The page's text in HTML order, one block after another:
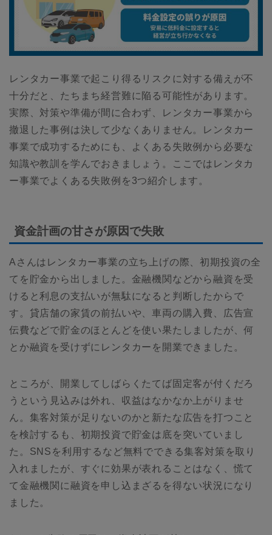
レンタカー事業で起こり得るリスクに対する備えが不
十分だと、たちまち経営難に陥る可能性があります。
実際、対策や準備が間に合わず、レンタカー事業から
撤退した事例は決して少なくありません。レンタカー
事業で成功するためにも、よくある失敗例から必要な
知識や教訓を学んでおきましょう。ここではレンタカ
ー事業でよくある失敗例を3つ紹介します。
資金計画の甘さが原因で失敗
Aさんはレンタカー事業の立ち上げの際、初期投資の全
てを貯金から出しました。金融機関などから融資を受
けると利息の支払いが無駄になると判断したからで
す。貸店舗の家賃の前払いや、車両の購入費、広告宣
伝費などで貯金のほとんどを使い果たしましたが、何
とか融資を受けずにレンタカーを開業できました。
ところが、開業してしばらくたてば固定客が付くだろ
うという見込みは外れ、収益はなかなか上がりませ
ん。集客対策が足りないのかと新たな広告を打つこと
を検討するも、初期投資で貯金は底を突いていまし
た。SNSを利用するなど無料でできる集客対策を取り
入れましたが、すぐに効果が表れることはなく、慌て
て金融機関に融資を申し込まざるを得ない状況になり
ました。